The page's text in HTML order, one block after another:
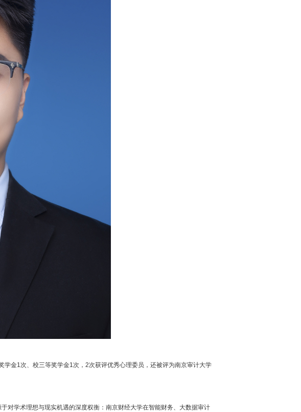
金1次、校三等奖学金1次，2次获评优秀心理委员，还被评为南京审计大学
学术理想与现实机遇的深度权衡：南京财经大学在智能财务、大数据审计